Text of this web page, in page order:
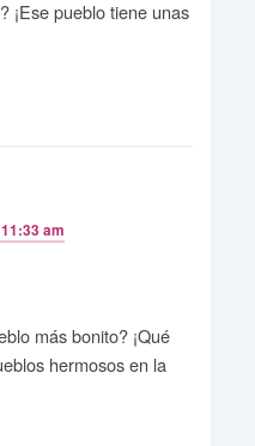
¡Ese pueblo tiene unas
am
más bonito? ¡Qué
hermosos en la